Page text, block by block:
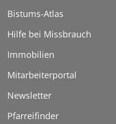
Bistums-Atlas
Hilfe bei Missbrauch
Immobilien
Mitarbeiterportal
Newsletter
Pfarreifinder